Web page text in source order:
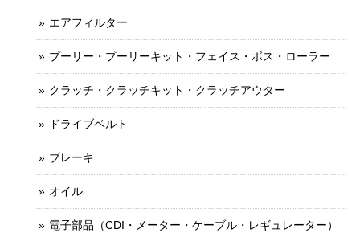
エアフィルター
プーリー・プーリーキット・フェイス・ボス・ローラー
クラッチ・クラッチキット・クラッチアウター
ドライブベルト
ブレーキ
オイル
電子部品（CDI・メーター・ケーブル・レギュレーター）